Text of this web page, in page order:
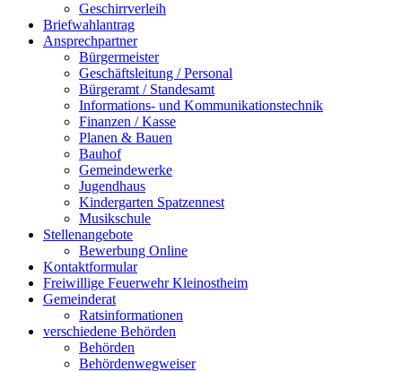
Geschirrverleih
Briefwahlantrag
Ansprechpartner
Bürgermeister
Geschäftsleitung / Personal
Bürgeramt / Standesamt
Informations- und Kommunikationstechnik
Finanzen / Kasse
Planen & Bauen
Bauhof
Gemeindewerke
Jugendhaus
Kindergarten Spatzennest
Musikschule
Stellenangebote
Bewerbung Online
Kontaktformular
Freiwillige Feuerwehr Kleinostheim
Gemeinderat
Ratsinformationen
verschiedene Behörden
Behörden
Behördenwegweiser